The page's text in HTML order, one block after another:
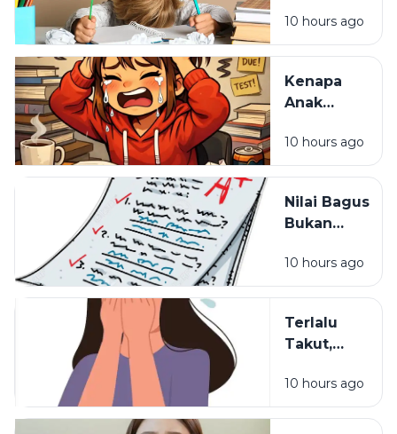
Mungkin
Cara
yang
Selama Ini
10 hours ago
Kenapa
Anak
Kehilangan
Semangat
10 hours ago
Nilai Bagus
Bukan
Hal yang
Sering
dalam
Pendidikan
10 hours ago
Terlalu
Takut,
Waspada:
Mungkinkah
10 hours ago